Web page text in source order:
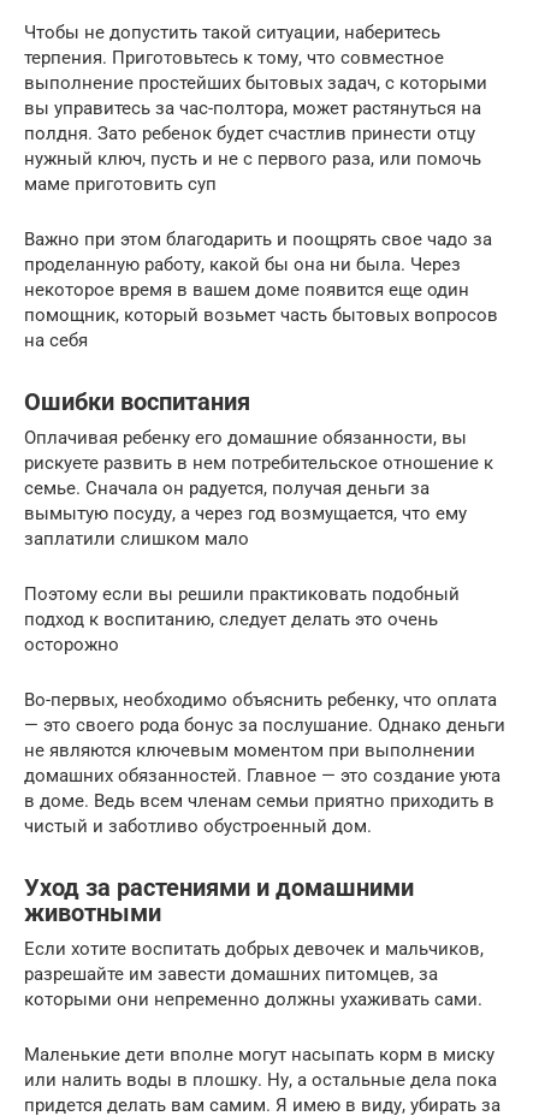
Чтобы не допустить такой ситуации, наберитесь
терпения. Приготовьтесь к тому, что совместное
выполнение простейших бытовых задач, с которыми
вы управитесь за час-полтора, может растянуться на
полдня. Зато ребенок будет счастлив принести отцу
нужный ключ, пусть и не с первого раза, или помочь
маме приготовить суп
Важно при этом благодарить и поощрять свое чадо за
проделанную работу, какой бы она ни была. Через
некоторое время в вашем доме появится еще один
помощник, который возьмет часть бытовых вопросов
на себя
Ошибки воспитания
Оплачивая ребенку его домашние обязанности, вы
рискуете развить в нем потребительское отношение к
семье. Сначала он радуется, получая деньги за
вымытую посуду, а через год возмущается, что ему
заплатили слишком мало
Поэтому если вы решили практиковать подобный
подход к воспитанию, следует делать это очень
осторожно
Во-первых, необходимо объяснить ребенку, что оплата
— это своего рода бонус за послушание. Однако деньги
не являются ключевым моментом при выполнении
домашних обязанностей. Главное — это создание уюта
в доме. Ведь всем членам семьи приятно приходить в
чистый и заботливо обустроенный дом.
Уход за растениями и домашними
животными
Если хотите воспитать добрых девочек и мальчиков,
разрешайте им завести домашних питомцев, за
которыми они непременно должны ухаживать сами.
Маленькие дети вполне могут насыпать корм в миску
или налить воды в плошку. Ну, а остальные дела пока
придется делать вам самим. Я имею в виду, убирать за